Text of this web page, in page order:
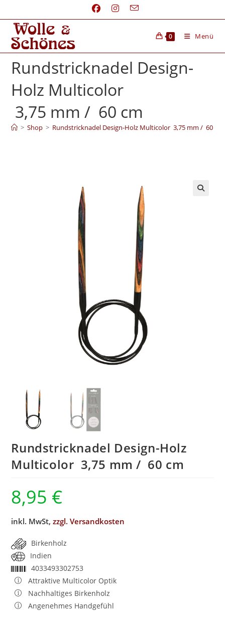
0 Menü
Rundstricknadel Design-
Holz Multicolor
3,75 mm / 60 cm
> Shop > Rundstricknadel Design-Holz Multicolor 3,75 mm / 60 cm
Rundstricknadel Design-Holz
Multicolor 3,75 mm / 60 cm
8,95 €
inkl. MwSt,zzgl. Versandkosten
Birkenholz
Indien
4033493302753
Attraktive Multicolor Optik
Nachhaltiges Birkenholz
Angenehmes Handgefühl